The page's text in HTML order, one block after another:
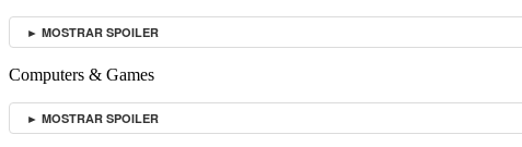
► MOSTRAR SPOILER
Computers & Games
► MOSTRAR SPOILER